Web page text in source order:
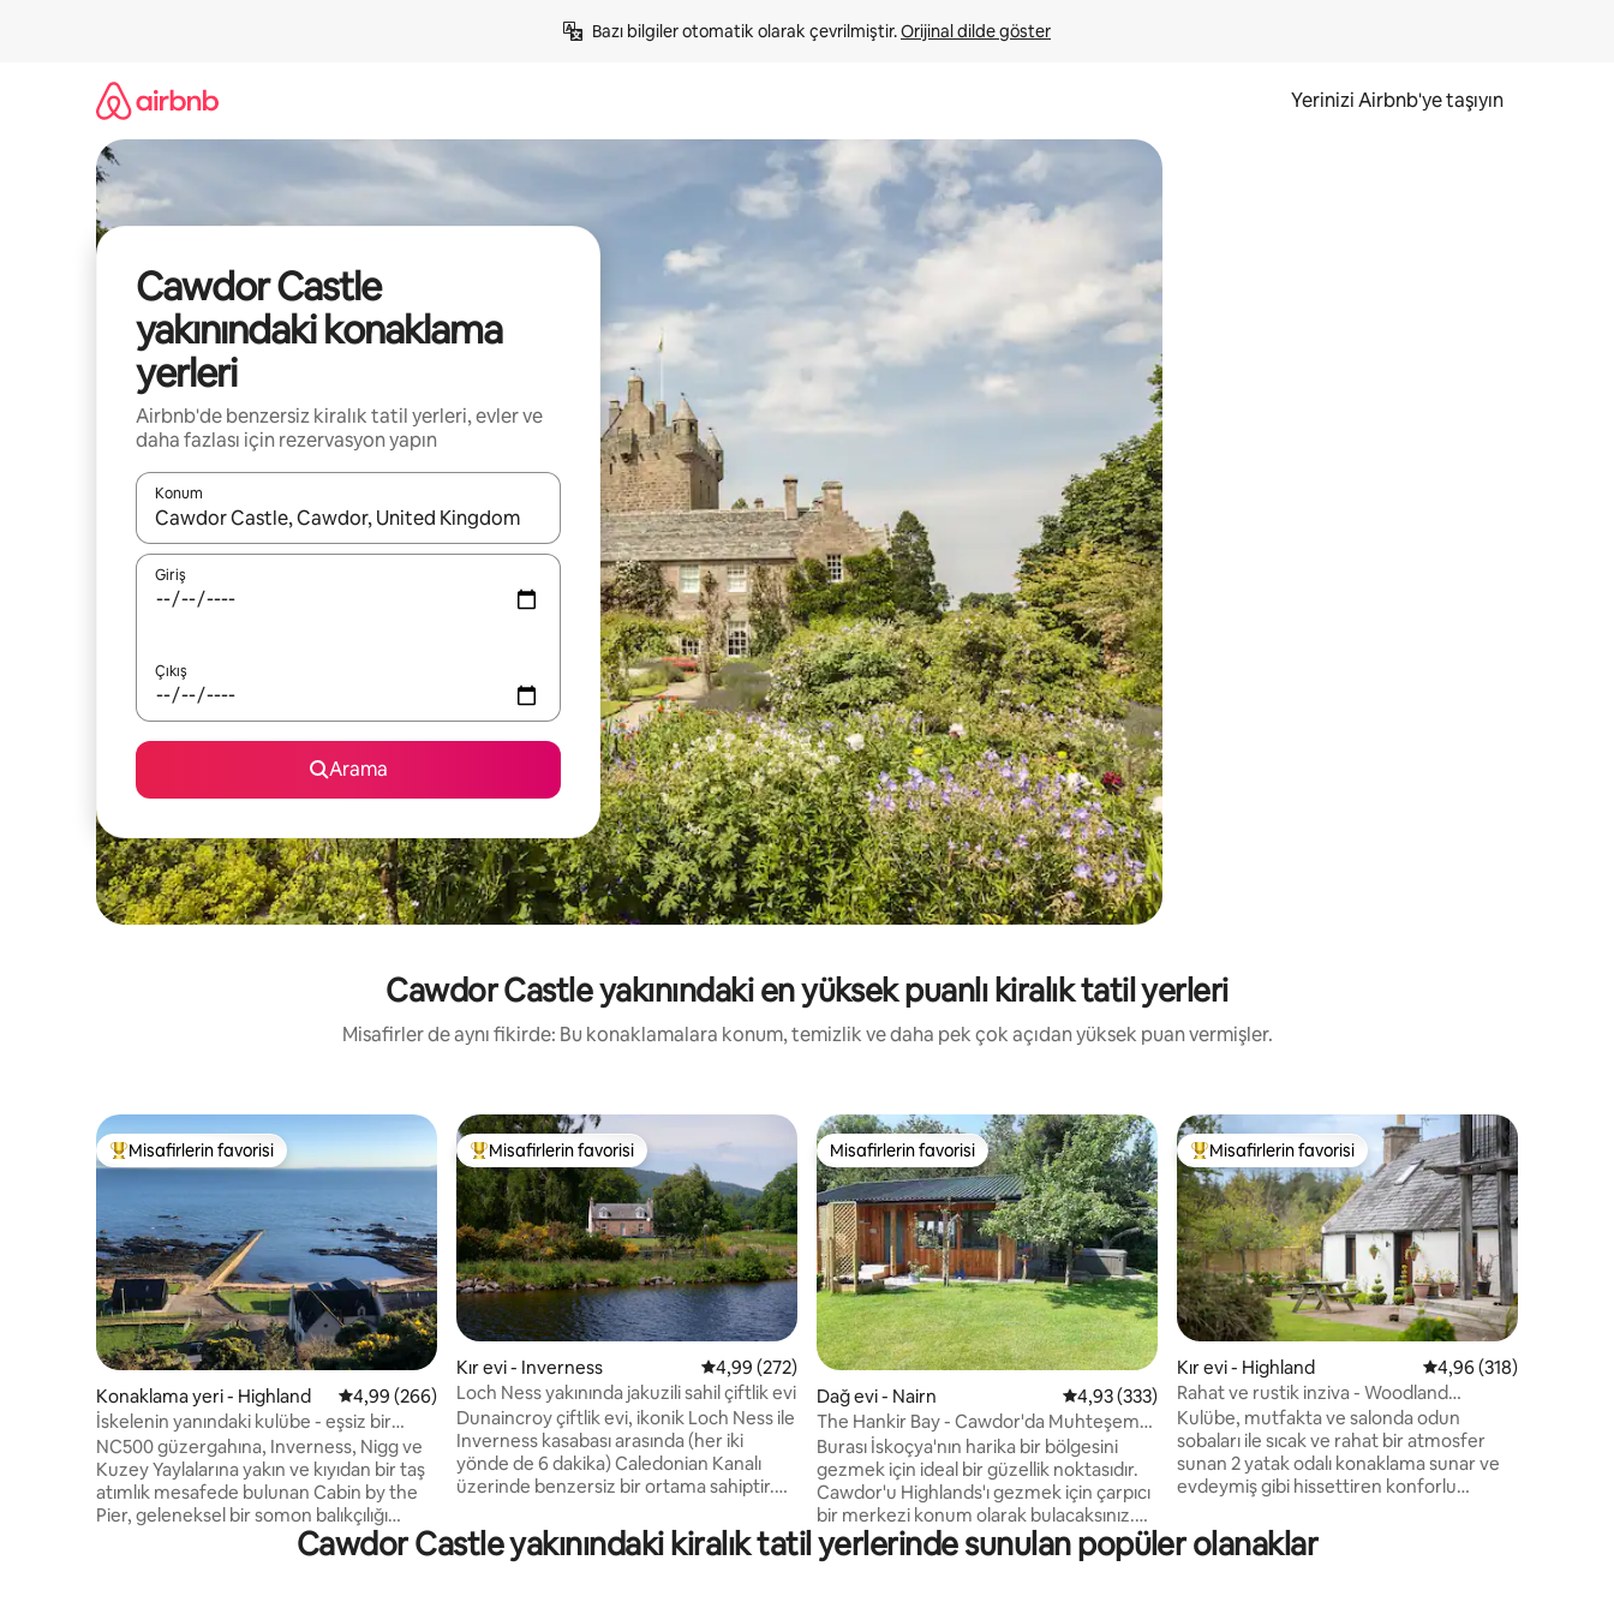
Bazı bilgiler otomatik olarak çevrilmiştir. Orijinal dilde göster
Yerinizi Airbnb'ye taşıyın
Cawdor Castle
yakınındaki konaklama
yerleri
Airbnb'de benzersiz kiralık tatil yerleri, evler ve
daha fazlası için rezervasyon yapın
Konum
Sonuçlar kullanılabilir olduğunda yukarı ve aşağı oklarıyla gezinin veya dokunarak ya da kaydırma hareketleriyle keşfedin.
Giriş
Çıkış
Arama
Cawdor Castle yakınındaki en yüksek puanlı kiralık tatil yerleri
Misafirler de aynı fikirde: Bu konaklamalara konum, temizlik ve daha pek çok açıdan yüksek puan vermişler.
Misafirlerin favorilerinden en beğenilenler arasında
Misafirlerin favorisi
Konaklama yeri - Highland 5 üzerinden ortalama 4,99 puan, 266 değerlendirme
4,99 (266)
İskelenin yanındaki kulübe - eşsiz bir
deniz kenarı konumu
NC500 güzergahına, Inverness, Nigg ve
Kuzey Yaylalarına yakın ve kıyıdan bir taş
atımlık mesafede bulunan Cabin by the
Pier, geleneksel bir somon balıkçılığı
kulübesinden esinlenilmiş, Moray Firth
boyunca panoramik manzaraya sahip
Misafirlerin favorilerinden en beğenilenler arasında
Misafirlerin favorisi
Kır evi - Inverness 5 üzerinden ortalama 4,99 puan, 272 değerlendirme
4,99 (272)
Loch Ness yakınında jakuzili sahil çiftlik evi
Dunaincroy çiftlik evi, ikonik Loch Ness ile
Inverness kasabası arasında (her iki
yönde de 6 dakika) Caledonian Kanalı
üzerinde benzersiz bir ortama sahiptir.
tenha konum, kanala kadar geniş,
tamamen çitle çevrili bahçelere ve açık
Misafirlerin favorisi
Misafirlerin favorisi
Dağ evi - Nairn 5 üzerinden ortalama 4,93 puan, 333 değerlendirme
4,93 (333)
The Hankir Bay - Cawdor'da Muhteşem
Ahşap Kulübe
Burası İskoçya'nın harika bir bölgesini
gezmek için ideal bir güzellik noktasıdır.
Cawdor'u Highlands'ı gezmek için çarpıcı
bir merkezi konum olarak bulacaksınız.
Jakuzi, ücretsiz şarap, odun sobası ve
Sutor tepelerinin muhteşem
Misafirlerin favorilerinden en beğenilenler arasında
Misafirlerin favorisi
Kır evi - Highland 5 üzerinden ortalama
4,96 (318)
Rahat ve rustik inziva - Woodland
Cottage.
Kulübe, mutfakta ve salonda odun
sobaları ile sıcak ve rahat bir atmosfer
sunan 2 yatak odalı konaklama sunar ve
evdeymiş gibi hissettiren konforlu
bağımsız duş ünitesi ve yemek masası ile
tam donanımlı mutfak hizmeti verilir.
Cawdor Castle yakınındaki kiralık tatil yerlerinde sunulan popüler olanaklar